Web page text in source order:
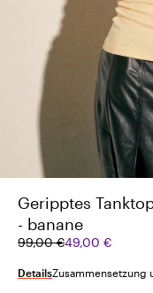
Geripptes
- banane
99,00 €49,00 €
Ursprünglicher
99,00
Aktueller
49,00
DetailsZusammensetzung